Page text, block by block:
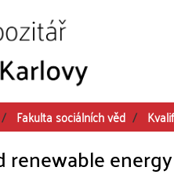
Fakulta sociálních věd
renewable